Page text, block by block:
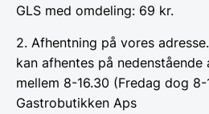
GLS med omdeling: 69 kr.
2. Afhentning på vores
kan afhentes på nedenstående
mellem 8-16.30 (Fredag dog 8-
Gastrobutikken Aps